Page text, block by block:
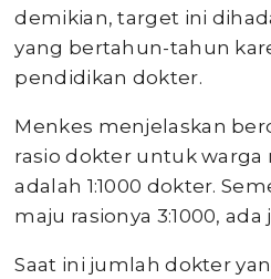
demikian, target ini
yang bertahun-tahun
pendidikan dokter.
Menkes menjelaskan
rasio dokter untuk warga
adalah 1:1000 dokter.
maju rasionya 3:1000, ada
Saat ini jumlah dokter